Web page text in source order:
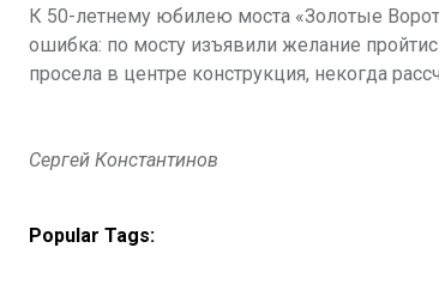
К 50-летнему юбилею моста «Золотые
ошибка: по мосту изъявили желание
просела в центре конструкция, некогда
Сергей Константинов
Popular Tags: